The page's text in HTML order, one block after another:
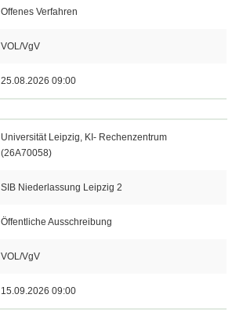
Offenes Verfahren
VOL/VgV
25.08.2026 09:00
Universität Leipzig, KI- Rechenzentrum
(26A70058)
SIB Niederlassung Leipzig 2
Öffentliche Ausschreibung
VOL/VgV
15.09.2026 09:00